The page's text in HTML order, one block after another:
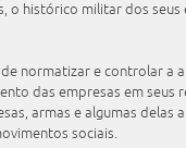
o histórico militar dos
normatizar e controlar a
das empresas em seus
armas e algumas delas
sociais.